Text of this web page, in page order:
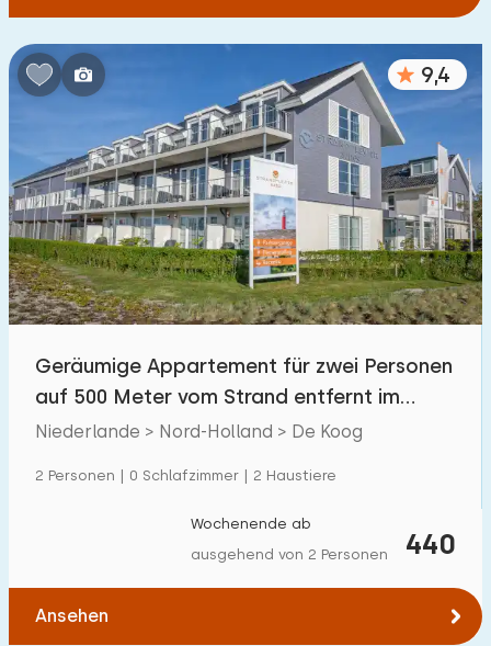
9,4
Geräumige Appartement für zwei Personen
auf 500 Meter vom Strand entfernt im
Koog – Texel.
Niederlande > Nord-Holland > De Koog
2 Personen | 0 Schlafzimmer | 2 Haustiere
440
Wochenende ab
ausgehend von 2 Personen
Ansehen